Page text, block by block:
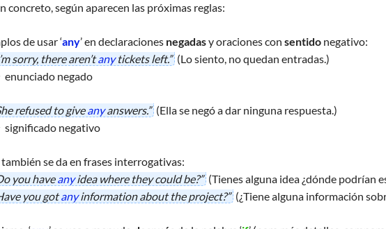
concreto, según aparecen las próximas reglas:
de usar ‘any’ en declaraciones negadasy oraciones consentido negativo:
sorry, there aren’tanytickets left.” (Lo siento, no quedan entradas.)
enunciado negado
refused to giveanyanswers.” (Ella se negó a dar ninguna respuesta.)
significado negativo
también se da enfrases interrogativas:
you haveanyidea where they could be?” (Tienes alguna idea ¿dónde podrían
you gotanyinformation about the project?” (¿Tiene alguna información